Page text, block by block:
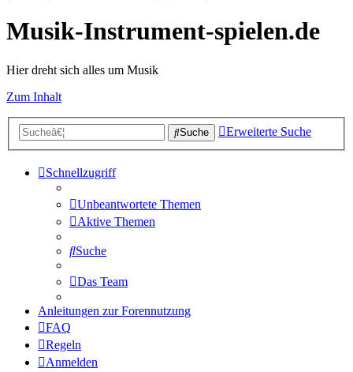
Musik-Instrument-spielen.de
Hier dreht sich alles um Musik
Zum Inhalt
Suche Erweiterte Suche
Schnellzugriff
Unbeantwortete Themen
Aktive Themen
Suche
Das Team
Anleitungen zur Forennutzung
FAQ
Regeln
Anmelden